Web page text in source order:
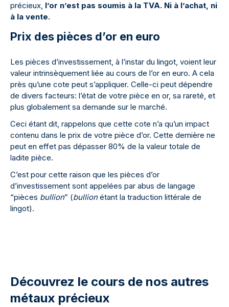
précieux, l’or n’est pas soumis à la TVA. Ni à l’achat, ni
à la vente.
Prix des pièces d’or en euro
Les pièces d’investissement, à l’instar du lingot, voient leur
valeur intrinsèquement liée au cours de l’or en euro. A cela
près qu’une cote peut s’appliquer. Celle-ci peut dépendre
de divers facteurs: l’état de votre pièce en or, sa rareté, et
plus globalement sa demande sur le marché.
Ceci étant dit, rappelons que cette cote n’a qu’un impact
contenu dans le prix de votre pièce d’or. Cette dernière ne
peut en effet pas dépasser 80% de la valeur totale de
ladite pièce.
C’est pour cette raison que les pièces d’or
d’investissement sont appelées par abus de langage
“pièces bullion” (bullionétant la traduction littérale de
lingot).
Découvrez le cours de nos autres
métaux précieux